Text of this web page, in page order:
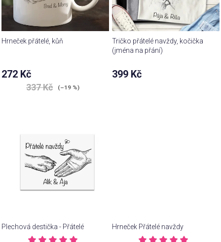
Hrneček přátelé, kůň
272 Kč
337 Kč (–19 %)
Tričko přátelé navždy, kočička
(jména na přání)
Průměrné
hodnocení
399 Kč
Plechová destička - Přátelé Hrneček Přátelé navždy